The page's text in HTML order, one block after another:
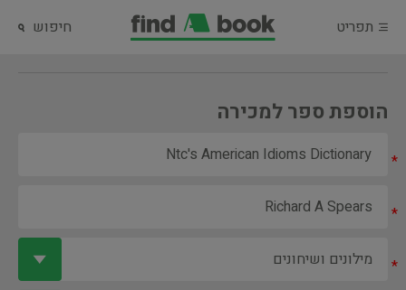
תפריט חיפוש
הוספת ספר למכירה
*
*
*